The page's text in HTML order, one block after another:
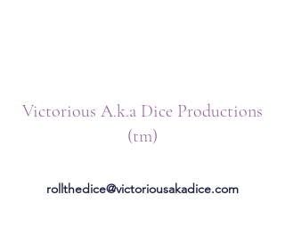
Victorious A.k.a Dice Productions
(tm)
rollthedice@victoriousakadice.com